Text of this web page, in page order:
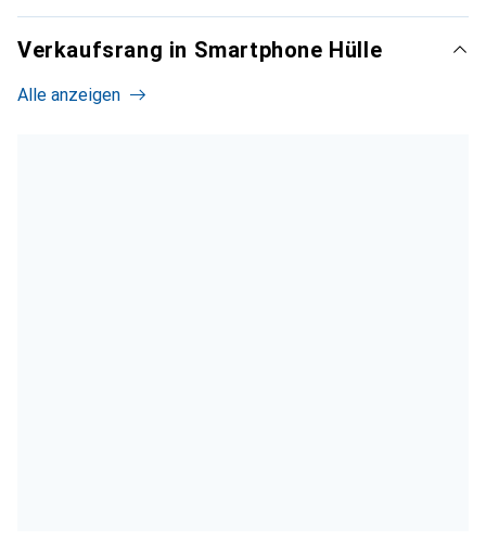
Verkaufsrang in Smartphone Hülle
Alle anzeigen